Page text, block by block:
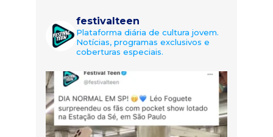
festivalteen
Plataforma diária de cultura jovem.
Notícias, programas exclusivos e
coberturas especiais.